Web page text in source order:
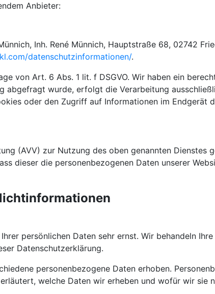
Anbieter:
Inh. René Münnich, Hauptstraße 68, 02742
datenschutzinformationen/.
von Art. 6 Abs. 1 lit. f DSGVO. Wir haben ein
abgefragt wurde, erfolgt die Verarbeitung
oder den Zugriff auf Informationen im Endgerät
(AVV) zur Nutzung des oben genannten Dienstes
dieser die personenbezogenen Daten unserer
persönlichen Daten sehr ernst. Wir behandeln
Datenschutzerklärung.
personenbezogene Daten erhoben.
welche Daten wir erheben und wofür wir